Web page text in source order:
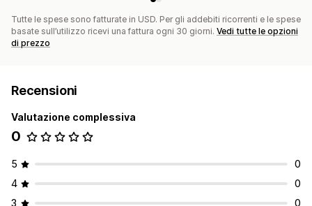
Tutte le spese sono fatturate in USD. Per gli addebiti ricorrenti e le spese
basate sull’utilizzo ricevi una fattura ogni 30 giorni. Vedi tutte le opzioni
di prezzo
Recensioni
Valutazione complessiva
0
5
0
4
0
3
0